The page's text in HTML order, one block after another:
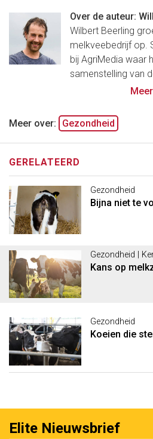
Over de auteur:
Wilbert Beerling
melkveebedrijf op.
bij AgriMedia waar
samenstelling van
Meer over: Gezondheid
GERELATEERD
Gezondheid
Bijna niet te
Gezondheid |
Kans op
Gezondheid
Koeien die
Elite Nieuwsbrief